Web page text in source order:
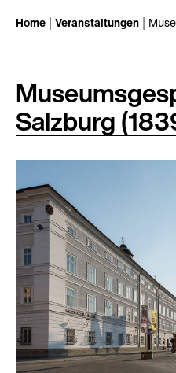
Home Veranstaltungen
Salzburg